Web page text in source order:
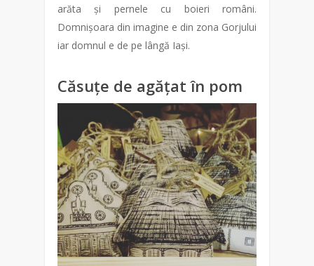
arăta și pernele cu boieri români.
Domnișoara din imagine e din zona Gorjului
iar domnul e de pe lângă Iași.
Căsuțe de agățat în pom